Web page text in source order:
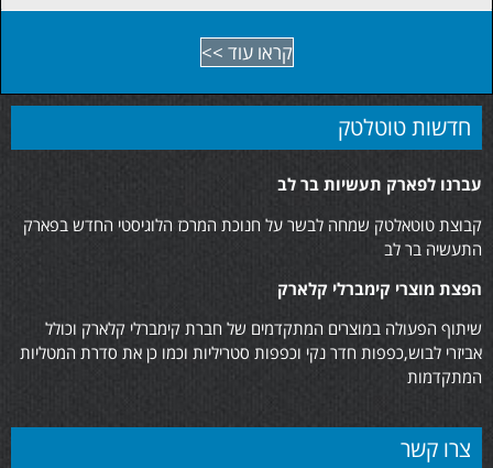
קראו עוד >>
חדשות טוטלטק
לפארק תעשיות בר לב
טוטאלטק שמחה לבשר על חנוכת המרכז הלוגיסטי החדש בפארק
בר לב
מוצרי קימברלי קלארק
הפעולה במוצרים המתקדמים של חברת קימברלי קלארק וכולל
לבוש,כפפות חדר נקי וכפפות סטריליות וכמו כן את סדרת המטליות
צרו קשר